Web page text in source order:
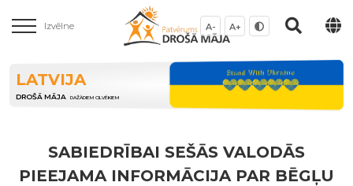
Izvēlne A- A+
LATVIJA
DROŠĀ MĀJA DAŽĀDIEM CILVĒKIEM
SABIEDRĪBAI SEŠĀS VALODĀS
PIEEJAMA INFORMĀCIJA PAR BĒGĻU